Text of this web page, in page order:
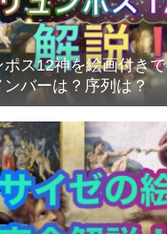
ポス12神を絵画付き
ンバーは？序列は？